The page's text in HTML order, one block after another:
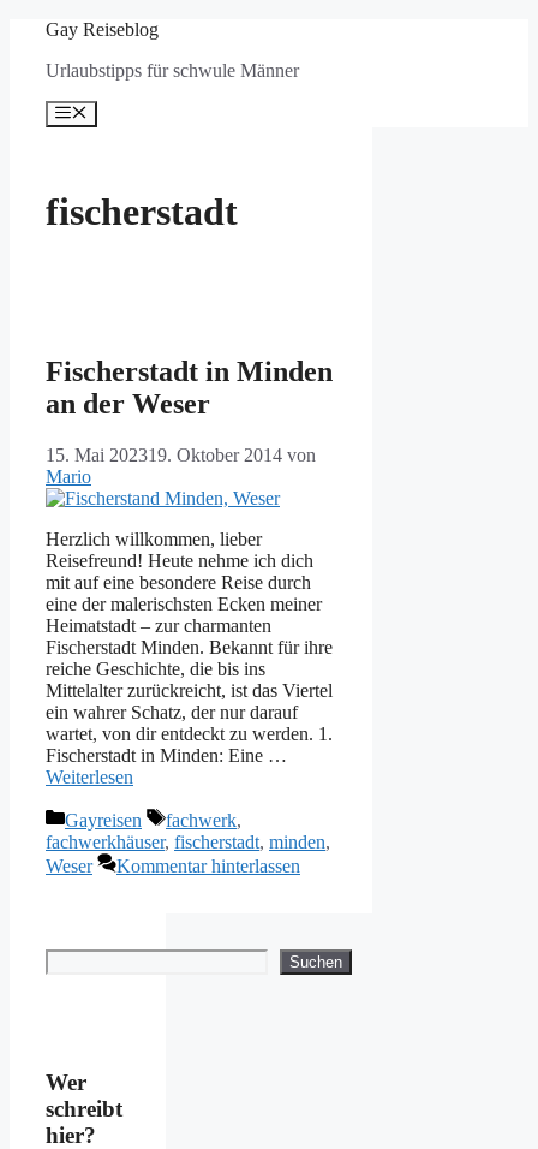
springen
Gay Reiseblog
Urlaubstipps für schwule Männer
Menü
fischerstadt
Fischerstadt in Minden
an der Weser
15. Mai 202319. Oktober 2014 von
Mario
Herzlich willkommen, lieber
Reisefreund! Heute nehme ich dich
mit auf eine besondere Reise durch
eine der malerischsten Ecken meiner
Heimatstadt – zur charmanten
Fischerstadt Minden. Bekannt für ihre
reiche Geschichte, die bis ins
Mittelalter zurückreicht, ist das Viertel
ein wahrer Schatz, der nur darauf
wartet, von dir entdeckt zu werden. 1.
Fischerstadt in Minden: Eine …
Weiterlesen
Kategorien
Gayreisen Schlagwörter
fachwerk,
fachwerkhäuser, fischerstadt, minden,
Weser
Kommentar hinterlassen
Suchen Suchen
Wer
schreibt
hier?